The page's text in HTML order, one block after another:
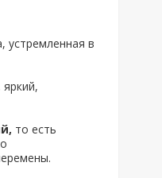
устремленная в
яркий,
то есть